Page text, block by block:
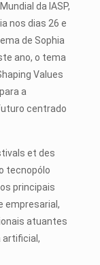
da IASP,
nos dias 26 e
de Sophia
ano, o tema
Values
a
centrado
et des
tecnopólo
principais
empresarial,
atuantes
artificial,